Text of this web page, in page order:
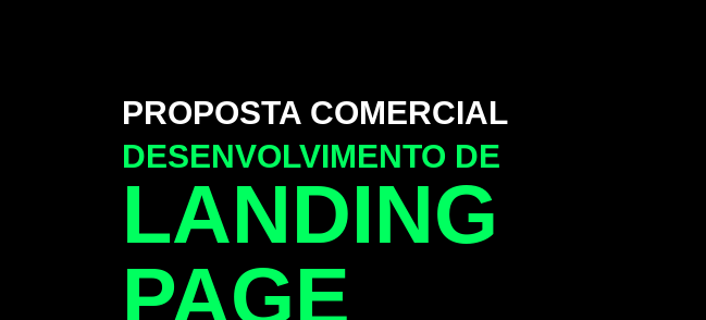
PROPOSTA COMERCIAL
DESENVOLVIMENTO DE
LANDING
PAGE